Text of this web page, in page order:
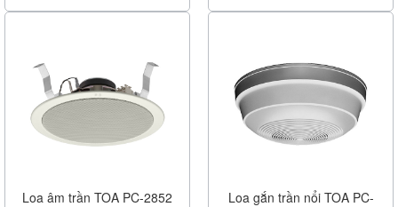
Loa âm trần TOA PC-2852
Loa gắn trần nổi TOA PC-